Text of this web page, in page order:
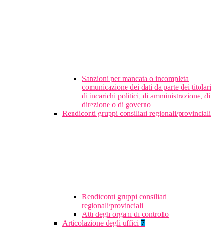
Sanzioni per mancata o incompleta
comunicazione dei dati da parte dei titolari
di incarichi politici, di amministrazione, di
direzione o di governo
Rendiconti gruppi consiliari regionali/provinciali
Rendiconti gruppi consiliari
regionali/provinciali
Atti degli organi di controllo
Articolazione degli uffici 7